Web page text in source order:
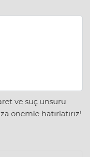
ve suç unsuru
önemle hatırlatırız!